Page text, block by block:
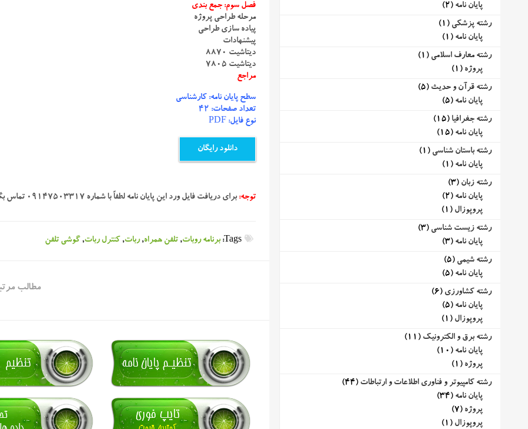
فصل سوم: جمع بندی
مرحله طراحی پروژه
پیاده سازی طراحی
پیشنهادات
دیتاشیت 8870
دیتاشیت 7805
مراجع
سطح پایان نامه: کارشناسی
تعداد صفحات: 42
نوع فایل: PDF
دانلود رایگان
توجه: برای دریافت فایل ورد این پایان نامه لطفاً با شماره ۰۹۱۴۷۵۰۳۳۱۷ تماس بگیرید.
برنامه روبات, تلفن همراه,ربات, کنترل ربات, گوشی تلفن
مطالب
پایان نامه (2)
رشته پزشکی (1)
پایان نامه (1)
رشته معارف اسلامی (1)
پروژه (1)
رشته قرآن و حدیث (5)
پایان نامه (5)
رشته جغرافیا (15)
پایان نامه (15)
رشته باستان شناسی (1)
پایان نامه (1)
رشته زبان (3)
پایان نامه (2)
پروپوزال (1)
رشته زیست شناسی (3)
پایان نامه (3)
رشته شیمی (5)
پایان نامه (5)
رشته کشاورزی (6)
پایان نامه (5)
پروپوزال (1)
رشته برق و الکترونیک (11)
پایان نامه (10)
پروژه (1)
رشته کامپیوتر و فناوری اطلاعات و ارتباطات (44)
پایان نامه (34)
پروژه (7)
پروپوزال (1)